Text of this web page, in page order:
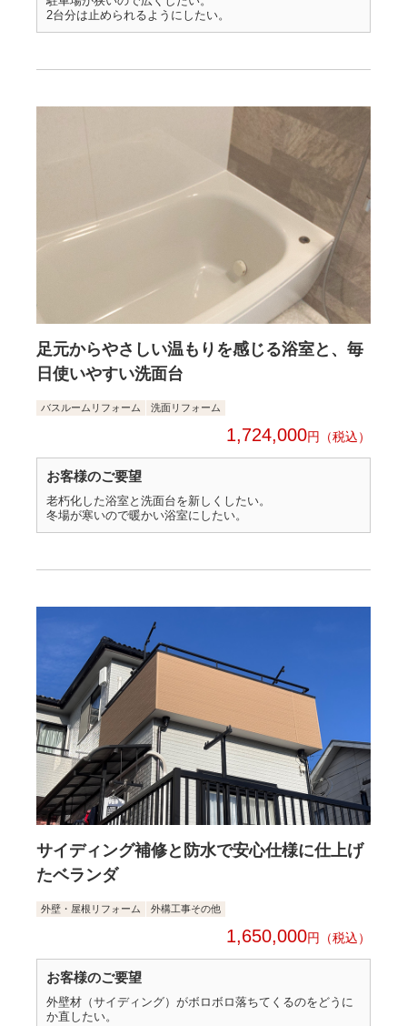
2台分は止められるようにしたい。
足元からやさしい温もりを感じる浴室と、毎
日使いやすい洗面台
バスルームリフォーム 洗面リフォーム
1,724,000円
お客様のご要望
老朽化した浴室と洗面台を新しくしたい。
冬場が寒いので暖かい浴室にしたい。
サイディング補修と防水で安心仕様に仕上げ
たベランダ
外壁・屋根リフォーム 外構工事その他
1,650,000円
お客様のご要望
外壁材（サイディング）がボロボロ落ちてくるのをどうに
か直したい。